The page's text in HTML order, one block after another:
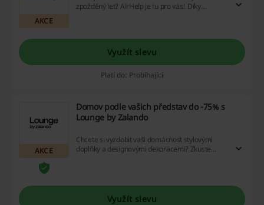
AKCE
zpožděný let? AirHelp je tu pro vás! Díky
objevte moc skutečných úspor s námi - nechte
Využít slevu
Platí do: Probíhající
AKCE
Domov podle vašich představ do -75% s
Lounge by Zalando
Chcete si vyzdobit vaši domácnost stylovými
doplňky a designovými dekoracemi? Zkuste
Využít slevu